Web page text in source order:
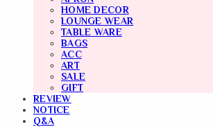
HOME DECOR
LOUNGE WEAR
TABLE WARE
BAGS
ACC
ART
SALE
GIFT
REVIEW
NOTICE
Q&A